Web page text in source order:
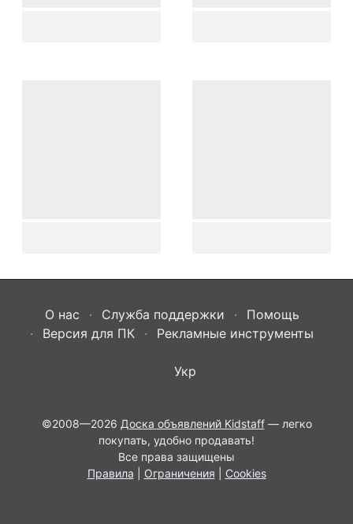
О нас Служба поддержки
Помощь
Версия для ПК
Рекламные инструменты
Укр
©2008—2026 Доска объявлений Kidstaff— легко
покупать, удобно продавать!
Все права защищены
Правила
Ограничения Cookies